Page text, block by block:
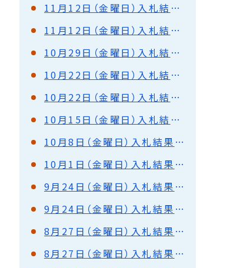
11月12日（金曜日）入札結果（港湾部）
11月12日（金曜日）入札結果（都市建設部）
10月29日（金曜日）入札結果（都市建設部）
10月22日（金曜日）入札結果（港湾部）
10月22日（金曜日）入札結果（都市建設部）
10月15日（金曜日）入札結果（都市建設部）
10月8日（金曜日）入札結果（都市建設部）
10月1日（金曜日）入札結果（都市建設部）
9月24日（金曜日）入札結果（港湾部）
9月24日（金曜日）入札結果（都市建設部）
8月27日（金曜日）入札結果（都市建設部）
8月27日（金曜日）入札結果（港湾部）